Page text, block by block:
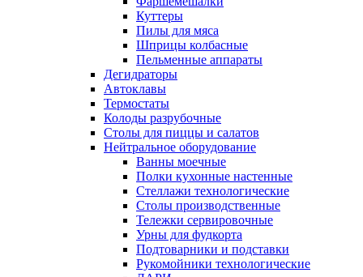
Куттеры
Пилы для мяса
Шприцы колбасные
Пельменные аппараты
Дегидраторы
Автоклавы
Термостаты
Колоды разрубочные
Столы для пиццы и салатов
Нейтральное оборудование
Ванны моечные
Полки кухонные настенные
Стеллажи технологические
Столы производственные
Тележки сервировочные
Урны для фудкорта
Подтоварники и подставки
Рукомойники технологические